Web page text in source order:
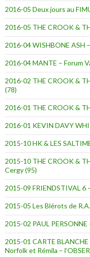
2016-05 Deux jours au
2016-05 THE CROOK &
2016-04 WISHBONE ASH
2016-04 MANTE – Forum
2016-02 THE CROOK &
(78)
2016-01 THE CROOK &
2016-01 KEVIN DAVY
2015-10 HK & LES
2015-10 THE CROOK &
Cergy (95)
2015-09 FRIENDSTIVAL 6
2015-05 Les Blérots de
2015-02 PAUL PERSONNE
2015-01 CARTE
Norfolk et Rémila –